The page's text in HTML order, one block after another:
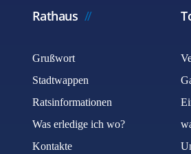
Rathaus
Grußwort
Stadtwappen
Ratsinformationen
Was erledige ich wo?
Kontakte